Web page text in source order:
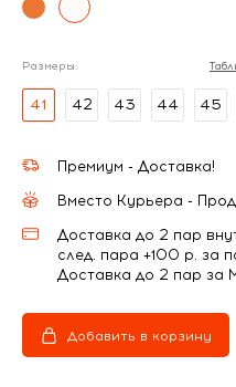
Размеры:
41 42 43 44 45
Премиум - Доставка!
Вместо Курьера -
Доставка до 2 пар
след. пара +100 р. за
Доставка до 2 пар за
Добавить в корзину